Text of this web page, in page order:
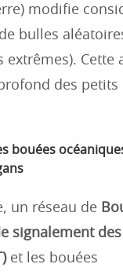
modifie
bulles
extrêmes). Cette
des petits
bouées
un réseau de
signalement
et les bouées